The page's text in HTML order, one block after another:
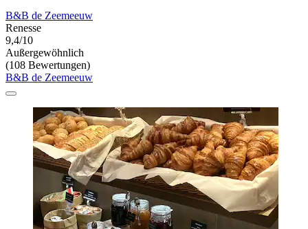
B&B de Zeemeeuw
Renesse
9,4/10
Außergewöhnlich
(108 Bewertungen)
B&B de Zeemeeuw